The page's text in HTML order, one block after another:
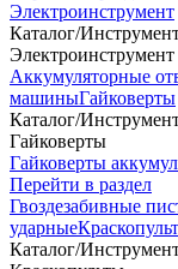
Электроинструмент
Каталог/
Электроинструмент
Аккумуляторные
машиныГайковерты
Каталог/
Гайковерты
Гайковерты
Перейти в раздел
Гвоздезабивные
ударные
Каталог/